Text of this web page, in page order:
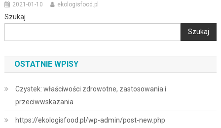
2021-01-10 ekologisfood.pl
Szukaj
Szukaj
OSTATNIE WPISY
Czystek: właściwości zdrowotne, zastosowania i
przeciwwskazania
https://ekologisfood.pl/wp-admin/post-new.php